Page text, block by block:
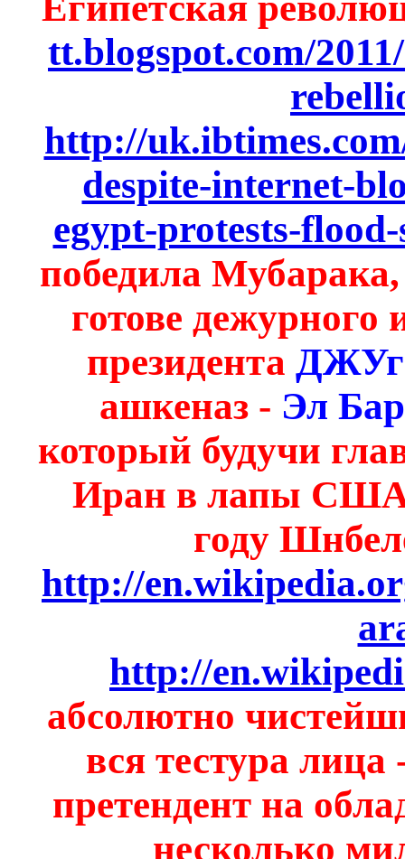
tt.blogspot.com/
http://
despite-internet-
egypt-protests-
победила
готове дежурного
президента
ашкеназ - Эл
который будучи
Иран в лапы США,
году
http://
http://
абсолютно
вся тестура
претендент на
несколько